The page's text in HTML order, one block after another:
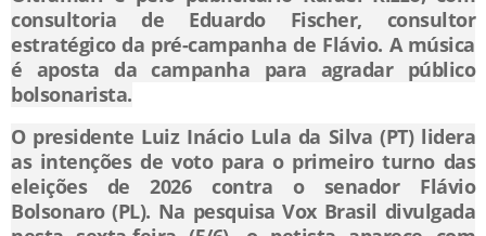
consultoria de Eduardo Fischer, consultor
estratégico da pré-campanha de Flávio. A música
é aposta da campanha para agradar público
bolsonarista.
O presidente Luiz Inácio Lula da Silva (PT) lidera
as intenções de voto para o primeiro turno das
eleições de 2026 contra o senador Flávio
Bolsonaro (PL). Na pesquisa Vox Brasil divulgada